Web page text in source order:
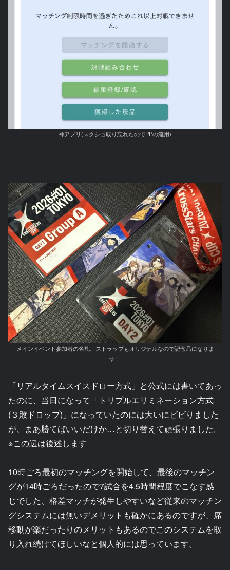
神アプリ(スクショ取り忘れたのでPPの流用)
メインイベント参加者の名札、ストラップもオリジナルなので記念品になりま
す！
「リアルタイムスイスドロー方式」と公式には書いてあっ
たのに、当日になって「トリプルエリミネーション方式
(３敗ドロップ)」になっていたのには大いにビビりました
が、まあ勝てばいいだけか…と切り替えて頑張りました。
※この辺は後述します
10時ごろ最初のマッチングを開始して、最後のマッチン
グが14時ごろだったので7試合を4.5時間程度でこなす感
じでした、格差マッチが発生しやすいなど従来のマッチン
グシステムには無いデメリットも確かにあるのですが、席
移動が楽だったりのメリットもあるのでこのシステムを取
り入れ続けてほしいなと個人的には思っています。